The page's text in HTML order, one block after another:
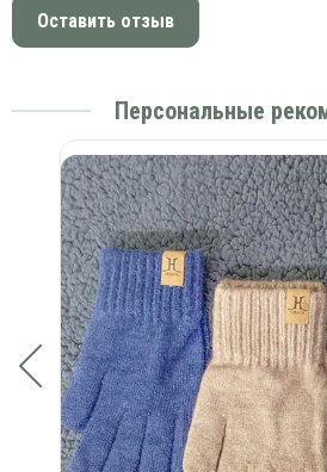
Оставить отзыв
Персональные